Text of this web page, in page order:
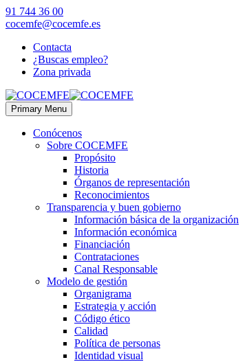
91 744 36 00
cocemfe@cocemfe.es
Contacta
¿Buscas empleo?
Zona privada
Primary Menu
Conócenos
Sobre COCEMFE
Propósito
Historia
Órganos de representación
Reconocimientos
Transparencia y buen gobierno
Información básica de la organización
Información económica
Financiación
Contrataciones
Canal Responsable
Modelo de gestión
Organigrama
Estrategia y acción
Código ético
Calidad
Política de personas
Identidad visual